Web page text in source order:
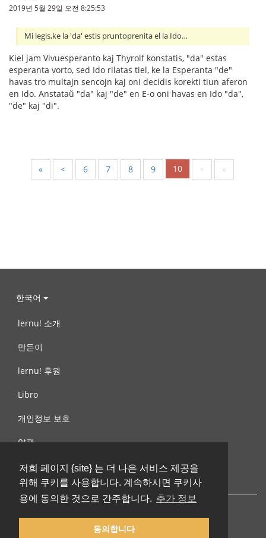
저희 페이지 {site} 는 더 나은 서비스 제공을
위해 쿠키를 사용합니다. 계속하시면 쿠키사
용에 동의한 것으로 간주합니다. 추가 정보
동의합니다
2019년 5월 29일 오전 8:25:53
Mi legis,ke la 'da' estis pruntoprenita el la Ido…
Kiel jam Vivuesperanto kaj Thyrolf konstatis, "da" estas
esperanta vorto, sed Ido rilatas tiel, ke la Esperanta "de"
havas tro multajn sencojn kaj oni decidis korekti tiun aferon
en Ido. Anstataŭ "da" kaj "de" en E-o oni havas en Ido "da",
"de" kaj "di".
« < 6 7 8 9 10 > »
한국어
lernu! 소개
만든이
lernu! 후원
Libro
개인정보 보호
약관
제안, 문의